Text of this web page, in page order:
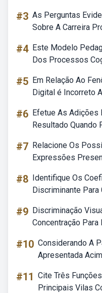
#3 As Perguntas
Sobre A Carreira
#4 Este Modelo
Dos Processos
#5 Em Relação Ao
Digital é Incorreto
#6 Efetue As Adições
Resultado Quando
#7 Relacione Os
Expressões
#8 Identifique Os
Discriminante Para
#9 Discriminação
Concentração Para
#10 Considerando A
Apresentada
#11 Cite Três
Principais Vilas